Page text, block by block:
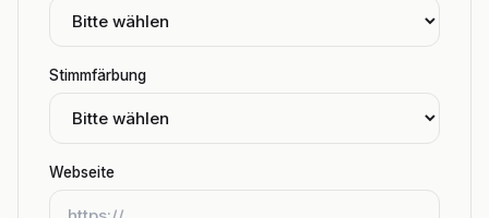
Stimmfärbung
Webseite